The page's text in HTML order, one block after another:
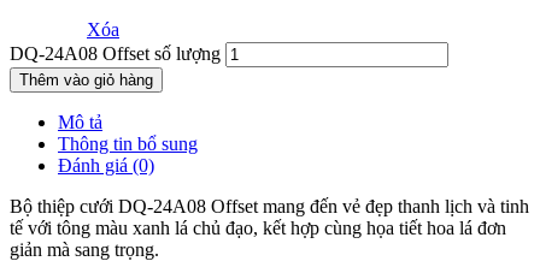
Xóa
DQ-24A08 Offset số lượng
Thêm vào giỏ hàng
Mô tả
Thông tin bổ sung
Đánh giá (0)
Bộ thiệp cưới DQ-24A08 Offset mang đến vẻ đẹp thanh lịch và tinh
tế với tông màu xanh lá chủ đạo, kết hợp cùng họa tiết hoa lá đơn
giản mà sang trọng.